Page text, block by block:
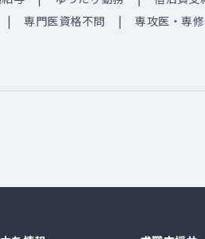
専門医資格不問 専攻医・専